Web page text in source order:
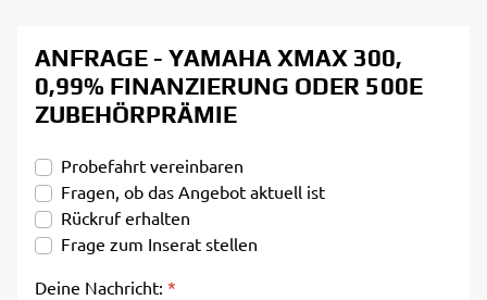
ANFRAGE - YAMAHA XMAX 300,
0,99% FINANZIERUNG ODER 500E
ZUBEHÖRPRÄMIE
Probefahrt vereinbaren
Fragen, ob das Angebot aktuell ist
Rückruf erhalten
Frage zum Inserat stellen
Deine Nachricht: *